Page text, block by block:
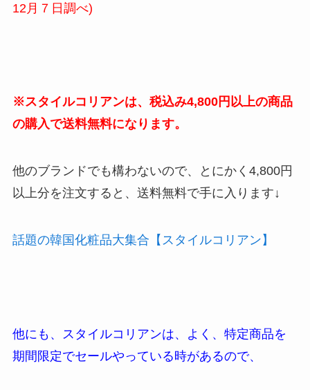
12月７日調べ)
※スタイルコリアンは、税込み4,800円以上の商品
の購入で送料無料になります。
他のブランドでも構わないので、とにかく4,800円
以上分を注文すると、送料無料で手に入ります↓
話題の韓国化粧品大集合【スタイルコリアン】
他にも、スタイルコリアンは、よく、特定商品を
期間限定でセールやっている時があるので、